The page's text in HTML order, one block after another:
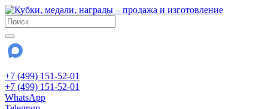
+7 (499) 151-52-01
+7 (499) 151-52-01
WhatsApp